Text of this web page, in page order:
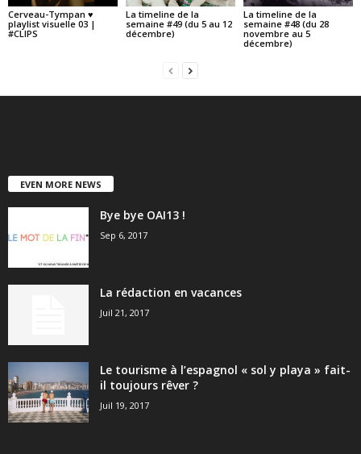
Cerveau-Tympan ♥
playlist visuelle 03 |
#CLIPS
La timeline de la
semaine #49 (du 5 au 12
décembre)
La timeline de la
semaine #48 (du 28
novembre au 5
décembre)
EVEN MORE NEWS
Bye bye OAI13 !
Sep 6, 2017
La rédaction en vacances
Juil 21, 2017
Le tourisme à l’espagnol « sol y playa » fait-
il toujours rêver ?
Juil 19, 2017